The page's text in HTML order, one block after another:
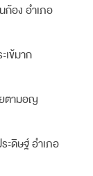
ก้อง อำเภอ
เข้มาก
ตามอญ
ะดิษฐ์ อำเภอ